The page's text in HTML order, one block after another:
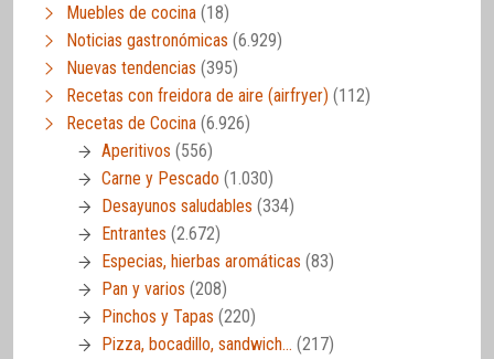
Muebles de cocina (18)
Noticias gastronómicas (6.929)
Nuevas tendencias (395)
Recetas con freidora de aire (airfryer) (112)
Recetas de Cocina (6.926)
Aperitivos (556)
Carne y Pescado (1.030)
Desayunos saludables (334)
Entrantes (2.672)
Especias, hierbas aromáticas (83)
Pan y varios (208)
Pinchos y Tapas (220)
Pizza, bocadillo, sandwich… (217)